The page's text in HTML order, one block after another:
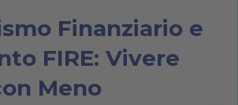
Finanziario e
FIRE: Vivere
Meno